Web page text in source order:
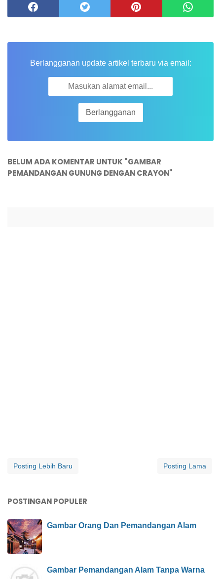
Berlangganan update artikel terbaru via email:
BELUM ADA KOMENTAR UNTUK "GAMBAR
PEMANDANGAN GUNUNG DENGAN CRAYON"
Posting Lebih Baru Posting Lama
POSTINGAN POPULER
Gambar Orang Dan Pemandangan Alam
Gambar Pemandangan Alam Tanpa Warna